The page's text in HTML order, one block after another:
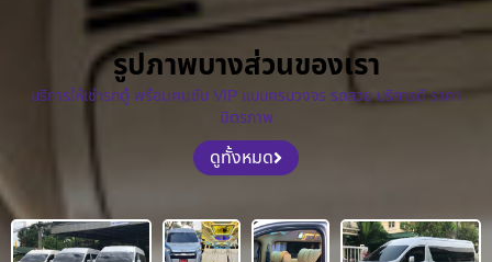
รูปภาพบางส่วนของเรา
บริการให้เช่ารถตู้ พร้อมคนขับ VIP แบบครบวงจร รถสวย บริการดี ราคา
มิตรภาพ
ดูทั้งหมด